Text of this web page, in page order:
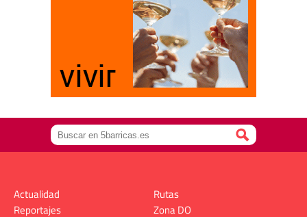
Actualidad
Reportajes
Rutas
Zona DO